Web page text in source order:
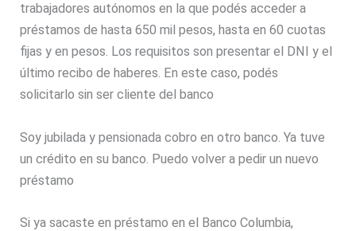
trabajadores autónomos en la que podés acceder a
préstamos de hasta 650 mil pesos, hasta en 60 cuotas
fijas y en pesos. Los requisitos son presentar el DNI y el
último recibo de haberes. En este caso, podés
solicitarlo sin ser cliente del banco
Soy jubilada y pensionada cobro en otro banco. Ya tuve
un crédito en su banco. Puedo volver a pedir un nuevo
préstamo
Si ya sacaste en préstamo en el Banco Columbia,